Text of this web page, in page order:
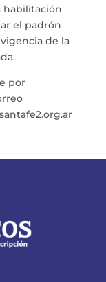
habilitación
el padrón
de la
por